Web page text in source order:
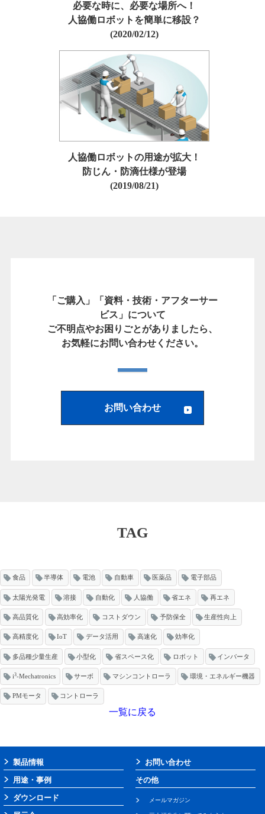
必要な時に、必要な場所へ！
人協働ロボットを簡単に移設？
(2020/02/12)
人協働ロボットの用途が拡大！
防じん・防滴仕様が登場
(2019/08/21)
「ご購入」「資料・技術・アフターサー
ビス」について
ご不明点やお困りごとがありましたら、
お気軽にお問い合わせください。
お問い合わせ
TAG
食品 半導体 電池 自動車 医薬品 電子部品
太陽光発電 溶接 自動化 人協働 省エネ 再エネ
高品質化 高効率化 コストダウン 予防保全 生産性向上
高精度化 IoT データ活用 高速化 効率化
多品種少量生産 小型化 省スペース化 ロボット インバータ
i3-Mechatronics サーボ マシンコントローラ 環境・エネルギー機器
PMモータ コントローラ
一覧に戻る
製品情報
用途・事例
ダウンロード
お問い合わせ
その他
メールマガジン